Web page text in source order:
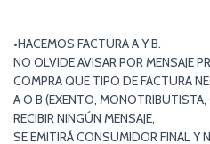
•HACEMOS FACTURA A Y B.
NO OLVIDE AVISAR POR MENSAJE
COMPRA QUE TIPO DE FACTURA
A O B (EXENTO,
RECIBIR NINGÚN MENSAJE,
SE EMITIRÁ CONSUMIDOR FINAL Y